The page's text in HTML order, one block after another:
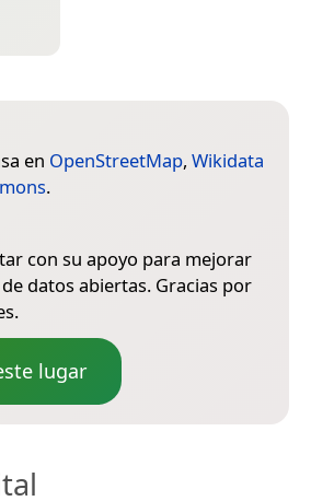
en OpenStreetMap, Wikidata
.
con su apoyo para mejorar
datos abiertas. Gracias por
lugar